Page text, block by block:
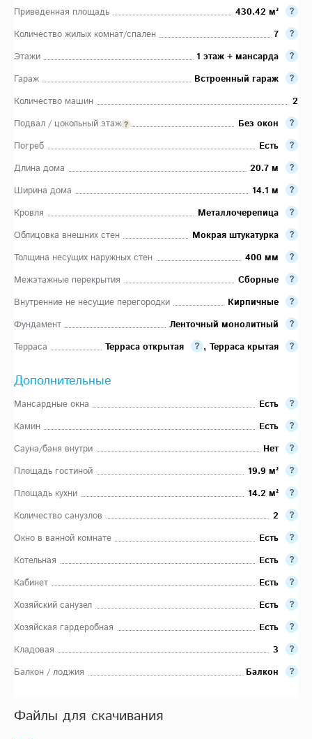
Приведенная площадь
430.42 м²
Количество жилых комнат/спален
7
Этажи
1 этаж + мансарда
Гараж
Встроенный гараж
Количество машин
2
Подвал / цокольный этаж
Без окон
Погреб
Есть
Длина дома
20.7 м
Ширина дома
14.1 м
Кровля
Металлочерепица
Облицовка внешних стен
Мокрая штукатурка
Толщина несущих наружных стен
400 мм
Межэтажные перекрытия
Сборные
Внутренние не несущие перегородки
Кирпичные
Фундамент
Ленточный монолитный
Терраса
Терраса открытая , Терраса крытая
Дополнительные
Мансардные окна
Есть
Камин
Есть
Сауна/баня внутри
Нет
Площадь гостиной
19.9 м²
Площадь кухни
14.2 м²
Количество санузлов
2
Окно в ванной комнате
Есть
Котельная
Есть
Кабинет
Есть
Хозяйский санузел
Есть
Хозяйская гардеробная
Есть
Кладовая
3
Балкон / лоджия
Балкон
Файлы для скачивания